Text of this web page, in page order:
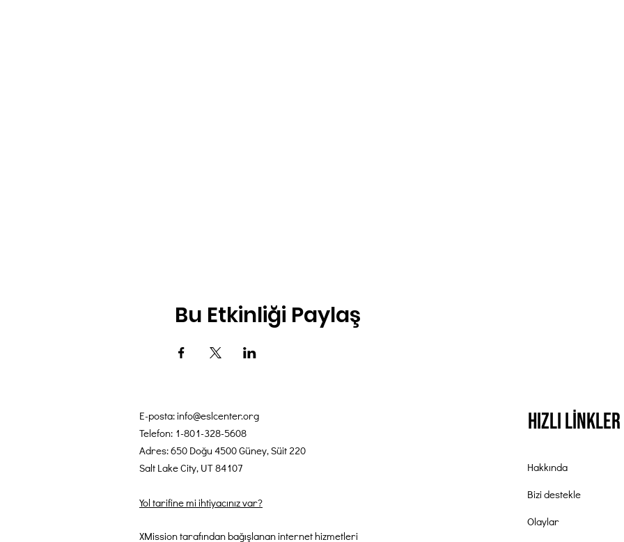
Bu Etkinliği Paylaş
E-posta:info@eslcenter.org
Telefon: 1-801-328-5608
Adres: 650 Doğu 4500 Güney, Süit 220
Salt Lake City, UT 84107
Yol tarifine mi ihtiyacınız var?
XMission tarafından bağışlanan internet hizmetleri
Hızlı Linkler
Hakkında
Bizi destekle
Olaylar